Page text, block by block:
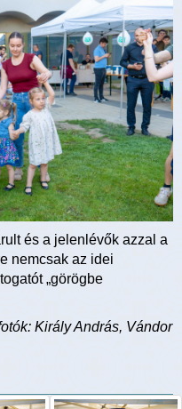
és a jelenlévők azzal a
nemcsak az idei
„görögbe
Király András, Vándor